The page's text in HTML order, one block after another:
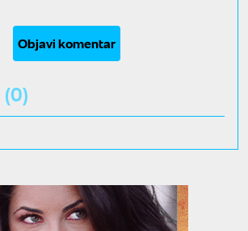
Objavi komentar
(0)